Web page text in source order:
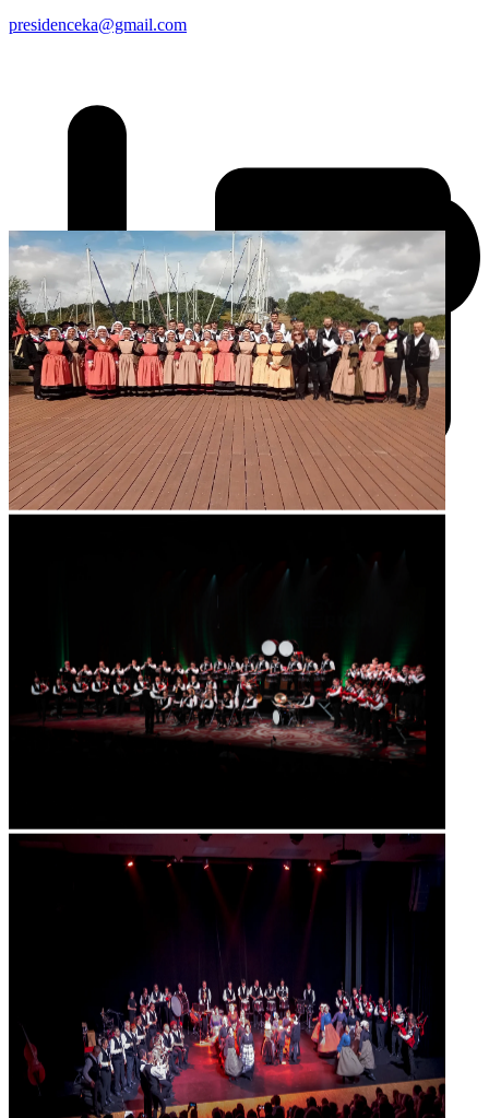
presidenceka@gmail.com
communicationkevrennalre@gmail.com